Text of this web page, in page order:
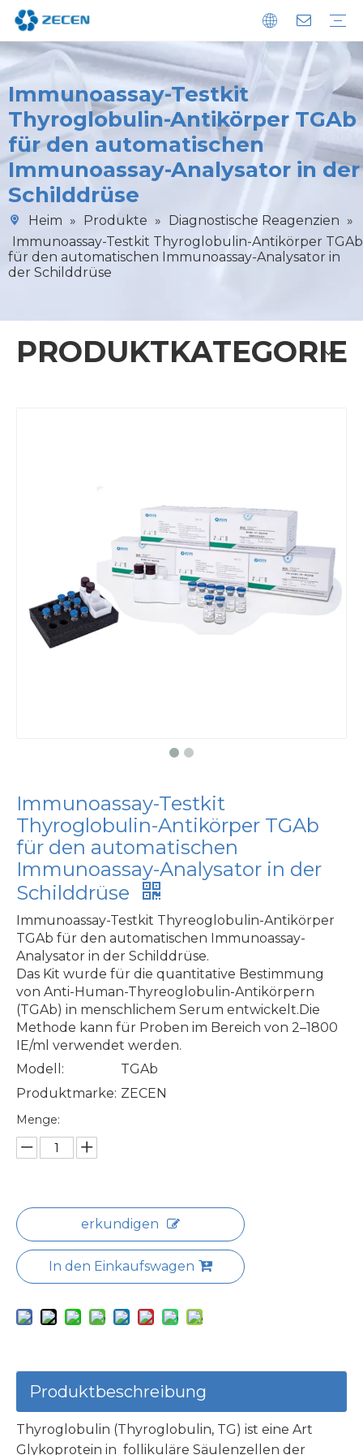
Immunoassay-Testkit
Thyroglobulin-Antikörper TGAb
für den automatischen
Immunoassay-Analysator in der
Schilddrüse
Heim » Produkte » Diagnostische Reagenzien »
Immunoassay-Testkit Thyroglobulin-Antikörper TGAb
für den automatischen Immunoassay-Analysator in
der Schilddrüse
PRODUKTKATEGORIE
Immunoassay-Testkit
Thyroglobulin-Antikörper TGAb
für den automatischen
Immunoassay-Analysator in der
Schilddrüse
Immunoassay-Testkit Thyreoglobulin-Antikörper
TGAb für den automatischen Immunoassay-
Analysator in der Schilddrüse.
Das Kit wurde für die quantitative Bestimmung
von Anti-Human-Thyreoglobulin-Antikörpern
(TGAb) in menschlichem Serum entwickelt.Die
Methode kann für Proben im Bereich von 2–1800
IE/ml verwendet werden.
Modell:
TGAb
Produktmarke: ZECEN
Menge:
erkundigen
In den Einkaufswagen
Produktbeschreibung
Thyroglobulin (Thyroglobulin, TG) ist eine Art
Glykoprotein in follikuläre Säulenzellen der